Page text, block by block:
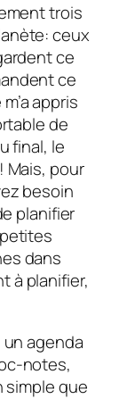
trois
ceux
ce
ce
appris
de
final, le
Mais, pour
besoin
planifier
dans
à planifier,
agenda
notes,
simple que